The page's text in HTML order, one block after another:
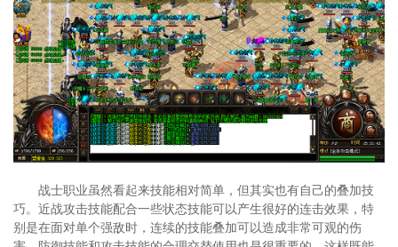
战士职业虽然看起来技能相对简单，但其实也有自己的叠加技
巧。近战攻击技能配合一些状态技能可以产生很好的连击效果，特
别是在面对单个强敌时，连续的技能叠加可以造成非常可观的伤